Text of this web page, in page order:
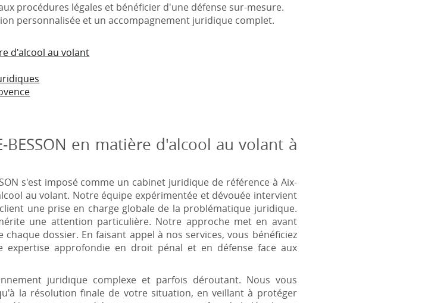
procédures légales et bénéficier d'une défense sur-mesure.
personnalisée et un accompagnement juridique complet.
d'alcool au volant
BESSON en matière d'alcool au volant à
s'est imposé comme un cabinet juridique de référence à Aix-
au volant. Notre équipe expérimentée et dévouée intervient
une prise en charge globale de la problématique juridique.
une attention particulière. Notre approche met en avant
dossier. En faisant appel à nos services, vous bénéficiez
expertise approfondie en droit pénal et en défense face aux
juridique complexe et parfois déroutant. Nous vous
la résolution finale de votre situation, en veillant à protéger